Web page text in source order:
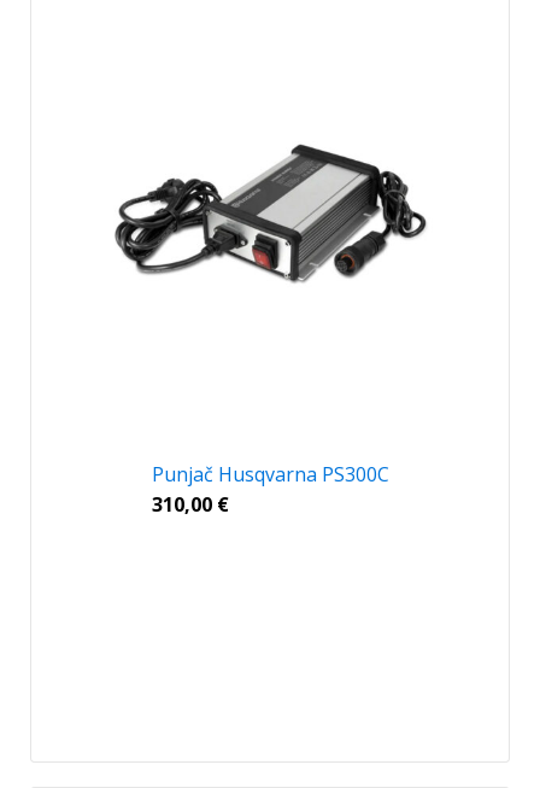
Punjač Husqvarna PS300C
310,00 €